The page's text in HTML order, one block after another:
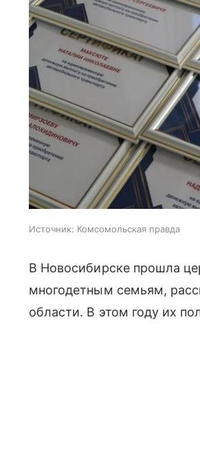
Источник: Комсомольская правда
В Новосибирске прошла
многодетным семьям,
области. В этом году их